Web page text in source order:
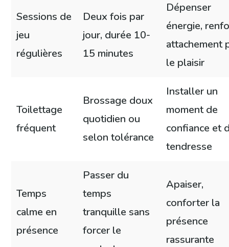
Sessions de
jeu
régulières
Deux fois par
jour, durée 10-
15 minutes
Dépenser
énergie,
attachement
le plaisir
Toilettage
fréquent
Brossage doux
quotidien ou
selon tolérance
Installer un
moment de
confiance et
tendresse
Temps
calme en
présence
Passer du
temps
tranquille sans
forcer le
Apaiser,
conforter la
présence
rassurante